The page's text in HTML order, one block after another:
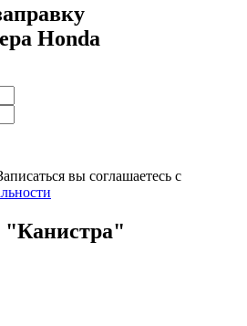
Honda
вы соглашаетесь с